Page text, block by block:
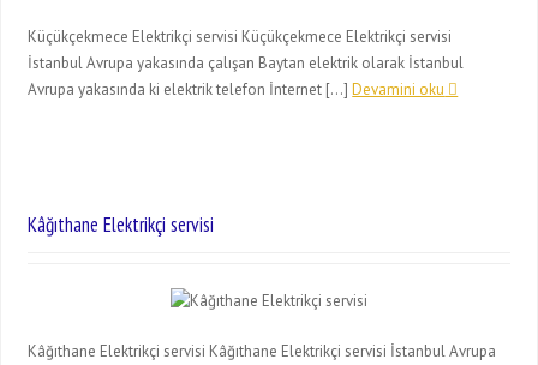
Küçükçekmece Elektrikçi servisi Küçükçekmece Elektrikçi servisi
İstanbul Avrupa yakasında çalışan Baytan elektrik olarak İstanbul
Avrupa yakasında ki elektrik telefon İnternet […]Devamini oku
Kâğıthane Elektrikçi servisi
Kâğıthane Elektrikçi servisi Kâğıthane Elektrikçi servisi İstanbul Avrupa